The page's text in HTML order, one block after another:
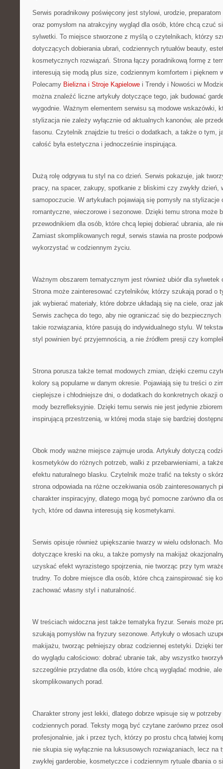
Serwis poradnikowy poświęcony jest stylowi, urodzie,
oraz pomysłom na atrakcyjny wygląd dla osób, które chcą czuć
sylwetki. To miejsce stworzone z myślą o czytelnikach, którzy
dotyczących dobierania ubrań, codziennych rytuałów beauty,
kosmetycznych rozwiązań. Strona łączy poradnikową formę z
interesują się modą plus size, codziennym komfortem i pięknem
Polecamy Bielizna i Stroje Kąpielowe i Trendy i Nowości w
można znaleźć liczne artykuły dotyczące tego, jak budować
wygodnie. Ważnym elementem serwisu są modowe wskazówki,
stylizacja nie zależy wyłącznie od aktualnych kanonów, ale
fasonu. Czytelnik znajdzie tu treści o dodatkach, a także o tym,
całość była estetyczna i jednocześnie inspirująca.
Dużą rolę odgrywa tu styl na co dzień. Serwis pokazuje, jak
pracy, na spacer, zakupy, spotkanie z bliskimi czy zwykły dzień,
samopoczucie. W artykułach pojawiają się pomysły na stylizacje
romantyczne, wieczorowe i sezonowe. Dzięki temu strona może
przewodnikiem dla osób, które chcą lepiej dobierać ubrania, ale
Zamiast skomplikowanych reguł, serwis stawia na proste
wykorzystać w codziennym życiu.
Ważnym obszarem tematycznym jest również ubiór dla sylwetek
Strona może zainteresować czytelników, którzy szukają porad o
jak wybierać materiały, które dobrze układają się na ciele, oraz
Serwis zachęca do tego, aby nie ograniczać się do
takie rozwiązania, które pasują do indywidualnego stylu. W
styl powinien być przyjemnością, a nie źródłem presji czy
Strona porusza także temat modowych zmian, dzięki czemu
kolory są popularne w danym okresie. Pojawiają się tu treści o
cieplejsze i chłodniejsze dni, o dodatkach do konkretnych okazji
mody bezrefleksyjnie. Dzięki temu serwis nie jest jedynie
inspirującą przestrzenią, w której moda staje się bardziej
Obok mody ważne miejsce zajmuje uroda. Artykuły dotyczą
kosmetyków do różnych potrzeb, walki z przebarwieniami, a
efektu naturalnego blasku. Czytelnik może trafić na teksty o
strona odpowiada na różne oczekiwania osób zainteresowanych
charakter inspiracyjny, dlatego mogą być pomocne zarówno dla
tych, które od dawna interesują się kosmetykami.
Serwis opisuje również upiększanie twarzy w wielu odsłonach.
dotyczące kreski na oku, a także pomysły na makijaż
uzyskać efekt wyrazistego spojrzenia, nie tworząc przy tym
trudny. To dobre miejsce dla osób, które chcą zainspirować się
zachować własny styl i naturalność.
W treściach widoczna jest także tematyka fryzur. Serwis może
szukają pomysłów na fryzury sezonowe. Artykuły o włosach
makijażu, tworząc pełniejszy obraz codziennej estetyki. Dzięki
do wyglądu całościowo: dobrać ubranie tak, aby wszystko
szczególnie przydatne dla osób, które chcą wyglądać modnie,
skomplikowanych porad.
Charakter strony jest lekki, dlatego dobrze wpisuje się w
codziennych porad. Teksty mogą być czytane zarówno przez
profesjonalnie, jak i przez tych, którzy po prostu chcą łatwiej
nie skupia się wyłącznie na luksusowych rozwiązaniach, lecz na
zwykłej garderobie, kosmetyczce i codziennym rytuale dbania o